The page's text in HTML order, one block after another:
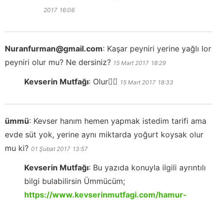
2017 16:06
Nuranfurman@gmail.com: Kaşar peyniri yerine yağlı lor
peyniri olur mu? Ne dersiniz? 15 Mart 2017 18:29
Kevserin Mutfağı: Olur✌🏻 15 Mart 2017 18:33
ümmü: Kevser hanım hemen yapmak istedim tarifi ama
evde süt yok, yerine aynı miktarda yoğurt koysak olur
mu ki? 01 Şubat 2017 13:57
Kevserin Mutfağı: Bu yazıda konuyla ilgili ayrıntılı
bilgi bulabilirsin Ümmücüm;
https://www.kevserinmutfagi.com/hamur-